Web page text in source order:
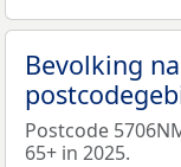
Bevolking
Postcode
65+ in 2025.